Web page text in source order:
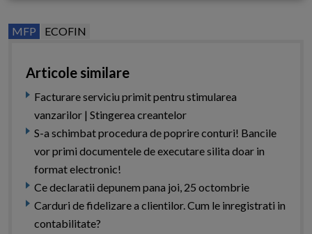
MFP ECOFIN
Articole similare
Facturare serviciu primit pentru stimularea
vanzarilor | Stingerea creantelor
S-a schimbat procedura de poprire conturi! Bancile
vor primi documentele de executare silita doar in
format electronic!
Ce declaratii depunem pana joi, 25 octombrie
Carduri de fidelizare a clientilor. Cum le inregistrati in
contabilitate?